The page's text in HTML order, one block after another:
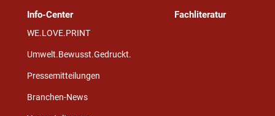
Info-Center
WE.LOVE.PRINT
Umwelt.Bewusst.Gedruckt.
Pressemitteilungen
Branchen-News
Fachliteratur